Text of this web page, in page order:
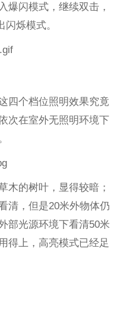
爆闪模式，继续双击，
烁模式。
四个档位照明效果究竟
次在室外无照明环境下
木的树叶，显得较暗；
清，但是20米外物体仍
部光源环境下看清50米
得上，高亮模式已经足